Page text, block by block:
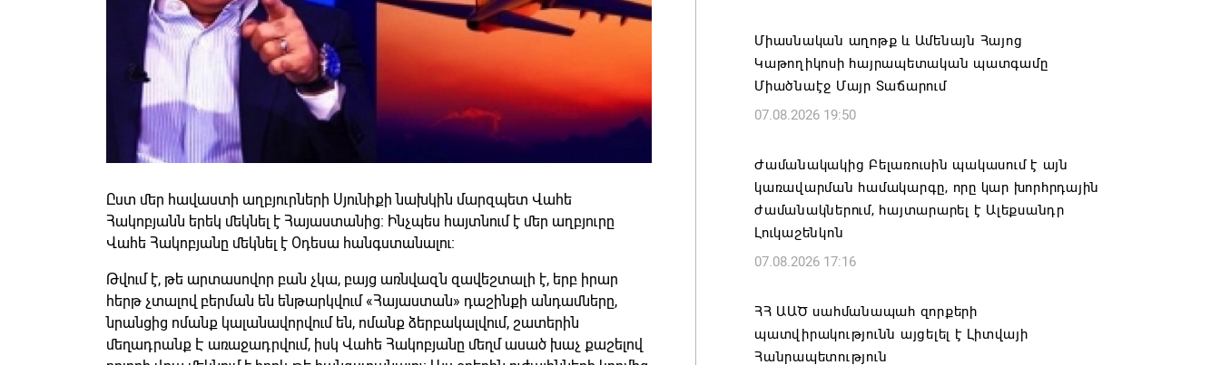
Ըստ մեր հավաստի աղբյուրների Սյունիքի նախկին մարզպետ Վահե
Հակոբյանն երեկ մեկնել է Հայաստանից։ Ինչպես հայտնում է մեր աղբյուրը
Վահե Հակոբյանը մեկնել է Օդեսա հանգստանալու։
Թվում է, թե արտասովոր բան չկա, բայց առնվազն զավեշտալի է, երբ իրար
հերթ չտալով բերման են ենթարկվում «Հայաստան» դաշինքի անդամները,
նրանցից ոմանք կալանավորվում են, ոմանք ձերբակալվում, շատերին
մեղադրանք Է առաջադրվում, իսկ Վահե Հակոբյանը մեղմ ասած խաչ քաշելով
Միասնական աղոթք և Ամենայն Հայոց
Կաթողիկոսի հայրապետական պատգամը
Միածնաէջ Մայր Տաճարում
07.08.2026 19:50
Ժամանակակից Բելառուսին պակասում է այն
կառավարման համակարգը, որը կար խորհրդային
ժամանակներում, հայտարարել է Ալեքսանդր
Լուկաշենկոն
07.08.2026 17:16
ՀՀ ԱԱԾ սահմանապահ զորքերի
պատվիրակությունն այցելել է Լիտվայի
Հանրապետություն